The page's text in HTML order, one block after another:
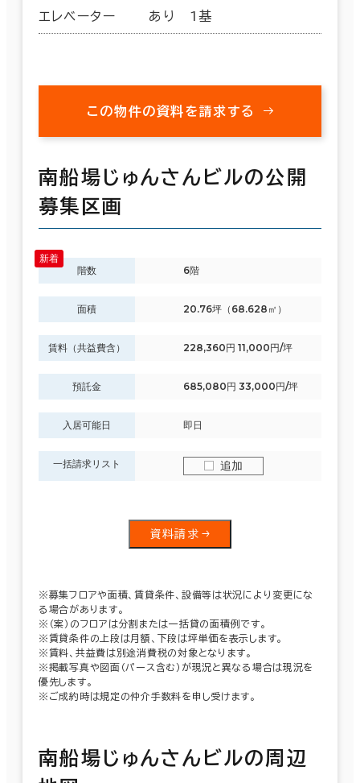
エレベーター あり 1基
この物件の資料を請求する
南船場じゅんさんビルの公開
募集区画
階数 6階
面積 20.76坪（68.628㎡）
賃料（共益費含） 228,360円 11,000円/坪
預託金 685,080円 33,000円/坪
入居可能日 即日
一括請求リスト 追加
資料請求
※募集フロアや面積、賃貸条件、設備等は状況により変更にな
る場合があります。
※（案）のフロアは分割または一括貸の面積例です。
※賃貸条件の上段は月額、下段は坪単価を表示します。
※賃料、共益費は別途消費税の対象となります。
※掲載写真や図面（パース含む）が現況と異なる場合は現況を
優先します。
※ご成約時は規定の仲介手数料を申し受けます。
南船場じゅんさんビルの周辺